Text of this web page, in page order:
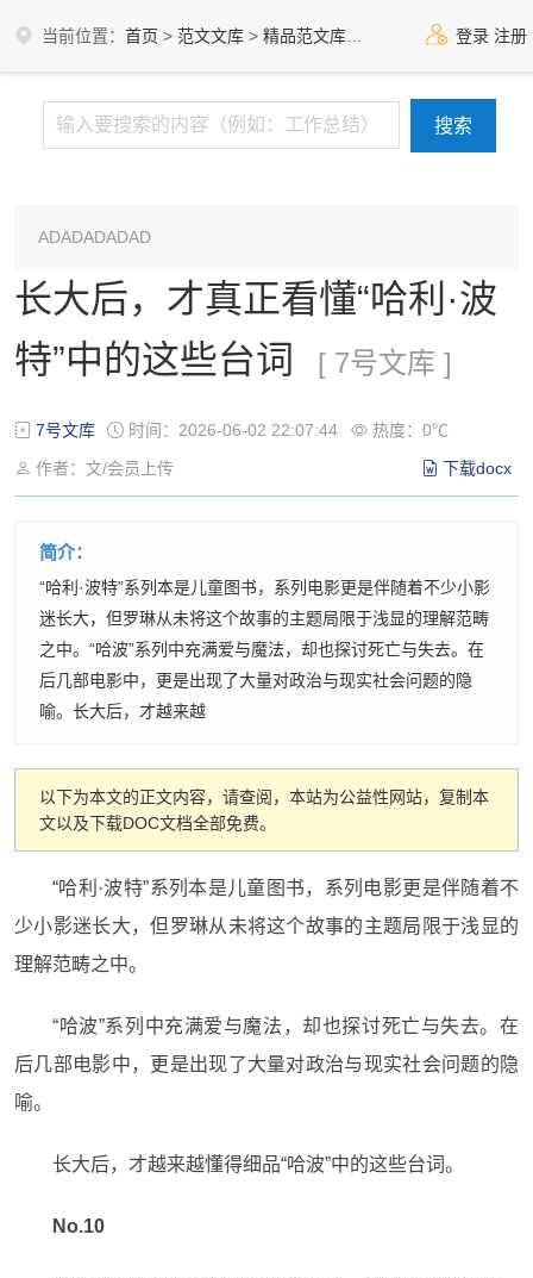
当前位置： 首页 > 范文文库 > 精品范文库 登录 注册
ADADADADAD
长大后，才真正看懂“哈利·波
特”中的这些台词
[ 7号文库 ]
7号文库 时间：2026-06-02 22:07:44
热度：0℃
作者：文/会员上传
下载docx
简介：
“哈利·波特”系列本是儿童图书，系列电影更是伴随着不少小影
迷长大，但罗琳从未将这个故事的主题局限于浅显的理解范畴
之中。“哈波”系列中充满爱与魔法，却也探讨死亡与失去。在
后几部电影中，更是出现了大量对政治与现实社会问题的隐
喻。长大后，才越来越
以下为本文的正文内容，请查阅，本站为公益性网站，复制本
文以及下载DOC文档全部免费。
“哈利·波特”系列本是儿童图书，系列电影更是伴随着不
少小影迷长大，但罗琳从未将这个故事的主题局限于浅显的
理解范畴之中。
“哈波”系列中充满爱与魔法，却也探讨死亡与失去。在
后几部电影中，更是出现了大量对政治与现实社会问题的隐
喻。
长大后，才越来越懂得细品“哈波”中的这些台词。
No.10